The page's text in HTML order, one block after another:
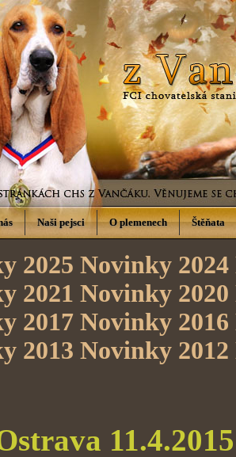
2025 Novinky 2024
2021 Novinky 2020
2017 Novinky 2016
2013 Novinky 2012
11.4.2015
Naši pejsci O plemenech Štěňata